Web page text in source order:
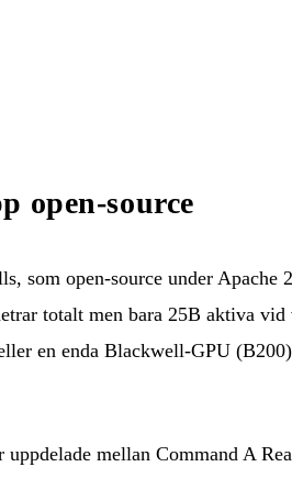
open-source
som open-source under Apache
totalt men bara 25B aktiva vid
en enda Blackwell-GPU
mellan Command A